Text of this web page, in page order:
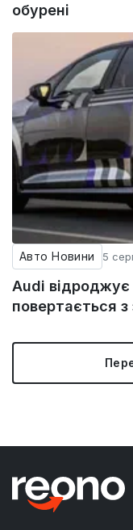
обурені
Авто Новини 5
Audi
повертається